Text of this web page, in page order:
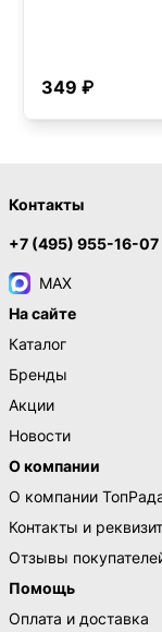
349 ₽
Контакты
+7 (495) 955-16-07
MAX
На сайте
Каталог
Бренды
Акции
Новости
О компании
О компании
Контакты и
Отзывы
Помощь
Оплата и доставка